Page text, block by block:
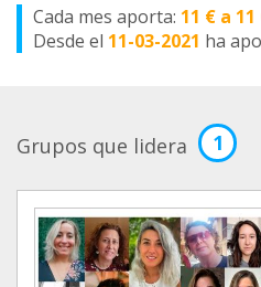
Cada mes aporta: 11 € a
Desde el 11-03-2021 ha
Grupos que lidera 1